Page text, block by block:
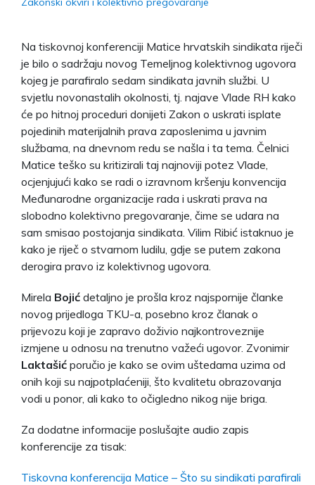
Na tiskovnoj konferenciji Matice hrvatskih sindikata riječi
je bilo o sadržaju novog Temeljnog kolektivnog ugovora
kojeg je parafiralo sedam sindikata javnih službi. U
svjetlu novonastalih okolnosti, tj. najave Vlade RH kako
će po hitnoj proceduri donijeti Zakon o uskrati isplate
pojedinih materijalnih prava zaposlenima u javnim
službama, na dnevnom redu se našla i ta tema. Čelnici
Matice teško su kritizirali taj najnoviji potez Vlade,
ocjenjujući kako se radi o izravnom kršenju konvencija
Međunarodne organizacije rada i uskrati prava na
slobodno kolektivno pregovaranje, čime se udara na
sam smisao postojanja sindikata. Vilim Ribić istaknuo je
kako je riječ o stvarnom ludilu, gdje se putem zakona
derogira pravo iz kolektivnog ugovora.
Mirela Bojić detaljno je prošla kroz najspornije članke
novog prijedloga TKU-a, posebno kroz članak o
prijevozu koji je zapravo doživio najkontroveznije
izmjene u odnosu na trenutno važeći ugovor. Zvonimir
Laktašić poručio je kako se ovim uštedama uzima od
onih koji su najpotplaćeniji, što kvalitetu obrazovanja
vodi u ponor, ali kako to očigledno nikog nije briga.
Za dodatne informacije poslušajte audio zapis
konferencije za tisak:
Tiskovna konferencija Matice – Što su sindikati parafirali